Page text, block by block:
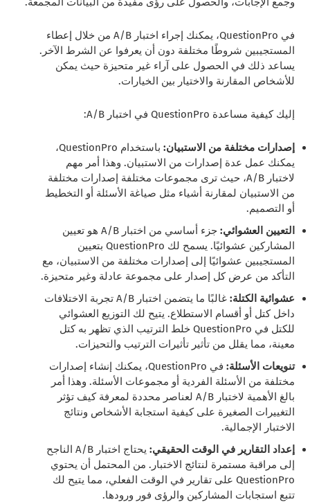
في QuestionPro، يمكنك إجراء اختبار A/B من خلال إعطاء
المستجيبين شروطًا مختلفة دون أن يعرفوا عن الشرط الآخر.
يساعد ذلك في الحصول على آراء غير متحيزة حيث يمكن
للأشخاص المقارنة والاختيار بين الخيارات.
إليك كيفية مساعدة QuestionPro في اختبار A/B:
إصدارات مختلفة من الاستبيان:
باستخدام QuestionPro،
يمكنك عمل عدة إصدارات من الاستبيان. وهذا أمر مهم
لاختبار A/B، حيث ترى مجموعات مختلفة إصدارات مختلفة
من الاستبيان لمقارنة أشياء مثل صياغة الأسئلة أو التخطيط
أو التصميم.
التعيين العشوائي:
جزء أساسي من اختبار A/B هو تعيين
المشاركين عشوائيًا. يسمح لك QuestionPro بتعيين
المستجيبين عشوائيًا إلى إصدارات مختلفة من الاستبيان، مع
التأكد من عرض كل إصدار على مجموعة عادلة وغير متحيزة.
عشوائية الكتلة:
غالبًا ما يتضمن اختبار A/B تجربة الاختلافات
داخل كتل أو أقسام الاستطلاع. يتيح لك التوزيع العشوائي
للكتل في QuestionPro خلط الترتيب الذي تظهر به كتل
معينة، مما يقلل من تأثير تأثيرات الترتيب والتحيزات.
تنويعات الأسئلة:
في QuestionPro، يمكنك إنشاء إصدارات
مختلفة من الأسئلة الفردية أو مجموعات الأسئلة. وهذا أمر
بالغ الأهمية لاختبار A/B لعناصر محددة لمعرفة كيف تؤثر
التغييرات الصغيرة على كيفية استجابة الأشخاص ونتائج
الاختبار الإجمالية.
إعداد التقارير في الوقت الحقيقي:
يحتاج اختبار A/B الناجح
إلى مراقبة مستمرة لنتائج الاختبار. من المحتمل أن يحتوي
QuestionPro على تقارير في الوقت الفعلي، مما يتيح لك
تتبع استجابات المشاركين والرؤى فور ورودها.